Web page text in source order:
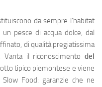
da sempre l’habitat
un pesce di acqua dolce, dal
di qualità pregiatissima
il riconoscimento del
tipico piemontese e viene
Food: garanzie che ne